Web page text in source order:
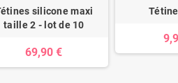
silicone maxi
taille 2 - lot de 10
69,90 €